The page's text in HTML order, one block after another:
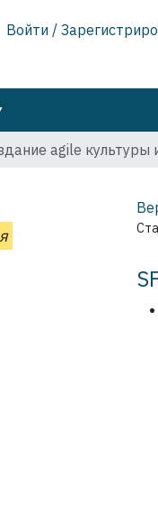
Войти /
agile культуры